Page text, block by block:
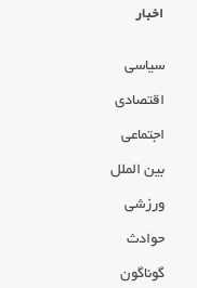
اخبار
سیاسی
اقتصادی
اجتماعی
بین الملل
ورزشی
حوادث
گوناگون